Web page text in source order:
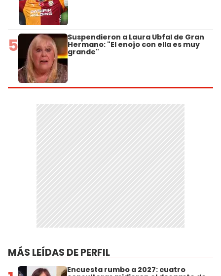
5 Suspendieron a Laura Ubfal de Gran
Hermano: "El enojo con ella es muy
grande"
MÁS LEÍDAS DE PERFIL
Encuesta rumbo a 2027: cuatro